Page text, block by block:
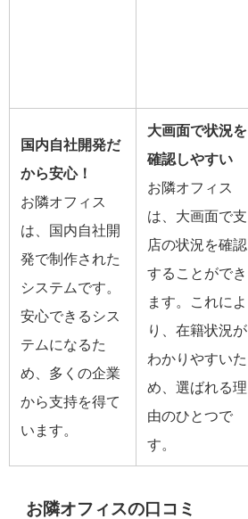
国内自社開発だ
から安心！
お隣オフィス
は、国内自社開
発で制作された
システムです。
安心できるシス
テムになるた
め、多くの企業
から支持を得て
います。
大画面で状況を
確認しやすい
お隣オフィス
は、大画面で支
店の状況を確認
することができ
ます。これによ
り、在籍状況が
わかりやすいた
め、選ばれる理
由のひとつで
す。
お隣オフィスの口コミ